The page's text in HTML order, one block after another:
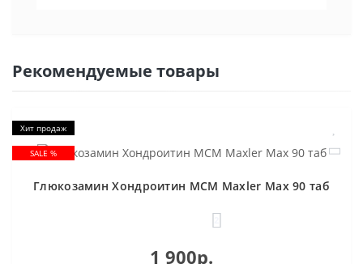
Рекомендуемые товары
Хит продаж
SALE %
Глюкозамин Хондроитин МСМ Maxler Max 90 таб
1 900р.